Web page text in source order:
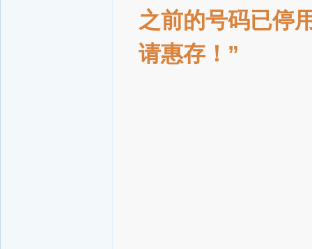
之前的号码已停
请惠存！”